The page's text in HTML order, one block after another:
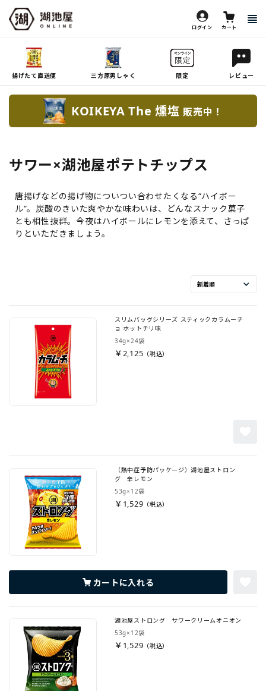
ログイン カート
揚げたて直送便 三方原男しゃく 限定 レビュー
KOIKEYA The 燻塩 販売中！
サワー×湖池屋ポテトチップス
唐揚げなどの揚げ物についつい合わせたくなる“ハイボー
ル”。炭酸のきいた爽やかな味わいは、どんなスナック菓子
とも相性抜群。今夜はハイボールにレモンを添えて、さっぱ
りといただきましょう。
スリムバッグシリーズ スティックカラムーチ
ョ ホットチリ味
34g×24袋
￥2,125
（熱中症予防パッケージ）湖池屋ストロン
グ 辛レモン
53g×12袋
￥1,529
カートに入れる
湖池屋ストロング サワークリームオニオン
53g×12袋
￥1,529